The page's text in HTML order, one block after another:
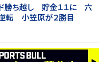
勝ち越し 貯金１１に 六
転 小笠原が２勝目